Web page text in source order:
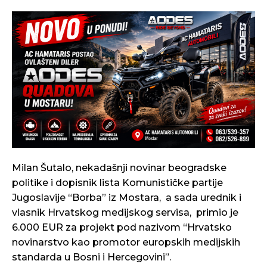
Milan Šutalo, nekadašnji novinar beogradske
politike i dopisnik lista Komunističke partije
Jugoslavije “Borba” iz Mostara, a sada urednik i
vlasnik Hrvatskog medijskog servisa, primio je
6.000 EUR za projekt pod nazivom “Hrvatsko
novinarstvo kao promotor europskih medijskih
standarda u Bosni i Hercegovini​”.